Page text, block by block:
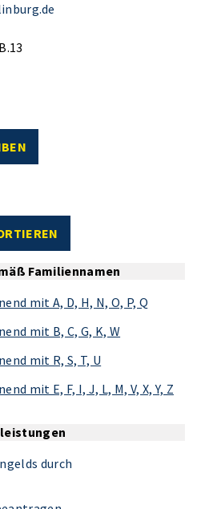
Familiennamen
mit A, D, H, N, O, P, Q
mit B, C, G, K, W
mit R, S, T, U
mit E, F, I, J, L, M, V, X, Y, Z
durch